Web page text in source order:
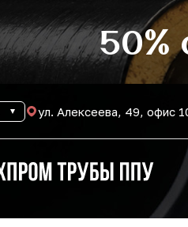
50%
ул. Алексеева, 49, офис